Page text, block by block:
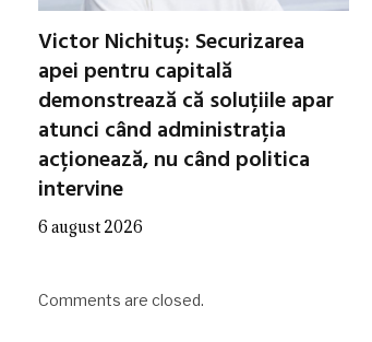
Victor Nichituș: Securizarea
apei pentru capitală
demonstrează că soluțiile apar
atunci când administrația
acționează, nu când politica
intervine
6 august 2026
Comments are closed.